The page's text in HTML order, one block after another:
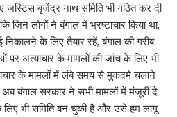
जस्टिस बृजेंद्र नाथ समिति भी गठित कर दी
जिन लोगों ने बंगाल में भ्रष्टाचार किया था,
निकालने के लिए तैयार रहें, बंगाल की गरीब
पर अत्याचार के मामलों की जांच के लिए भी
के मामलों में लंबे समय से मुकदमे चलाने
अब बंगाल सरकार ने सभी मामलों में मंजूरी दे
भी समिति बन चुकी है और उसे हम लागू